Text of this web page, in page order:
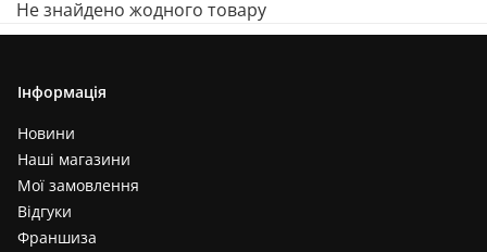
Не знайдено жодного товару
Інформація
Новини
Наші магазини
Мої замовлення
Відгуки
Франшиза